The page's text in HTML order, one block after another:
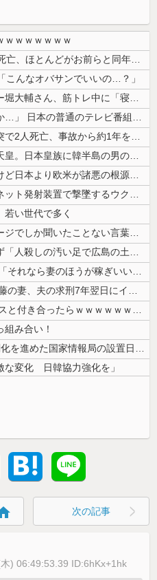
ｗｗｗｗｗｗｗ
ドイツ、熱中症で10,000人以上死亡、ほとんどがお前らと同年代で若者...
こんなオバサンでいいの…？」
【これは草】ショートスリーパー堀大輔さん、筋トレ中に「寝たほうが良い」...
海外「全部日本の真似だったのか…」 日本の普通のテレビ番組が最新SNS...
中国海警局と中国海軍の船が衝突で2人死亡、事故から約1年を経て公表…南...
韓国メディア「幻となった女性天皇。日本皇族に韓半島の男の血が入る可能性...
太平洋戦争史振り返ると思ったけど日本より欧米が諸悪の根源やん
【動画】ロシア軍のドローンをネット発射装置で撃墜するウクライナ。
い世代で多く
「サウダージ」とかいうサウダージでしか聞いたことない言葉ｗｗｗｗｗｗｗ...
左翼市民団体、広島では通用せず「人殺しの汚い足で広島の土を踏むな！」→...
会社「君、転勤ね」→ 男性社員「それなら妻のほうが稼ぎいいんで辞めます...
【ネット騒然】 元ジャンポケ斉藤の妻、夫の求刑7年翌日にインスタ更新！...
【悲報】 とにかくヤりたくてブスと付き合ったらｗｗｗｗｗｗｗｗｗｗｗｗ...
組み合い！
（ ´_ゝ`）中国「高市政権が法制化を進めた国家情報局の設置日が7月3...
な変化 日韓協力強化を」
次の記事
) 06:49:53.39 ID:6hKx+1hk